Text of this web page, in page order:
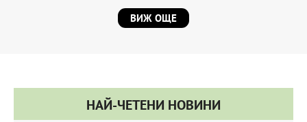
ВИЖ ОЩЕ
НАЙ-ЧЕТЕНИ НОВИНИ